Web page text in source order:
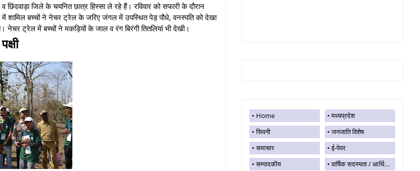
जिले के चयनित छात्र हिस्सा ले रहे हैं। रविवार को सफारी के दौरान
शामिल बच्चों ने नेचर ट्रेल के जरिए जंगल में उपस्थित पेड़ पौधे, वनस्पति को देखा
ट्रेल में बच्चों ने मकड़ियों के जाल व रंग बिरंगी तितलियां भी देखी।
Home
मध्यप्रदेश
सिवनी
जनजाति विशेष
समाचार
ई-पेपर
सम्पादकीय
वार्षिक सदस्यता / आर्थिक सहयोग